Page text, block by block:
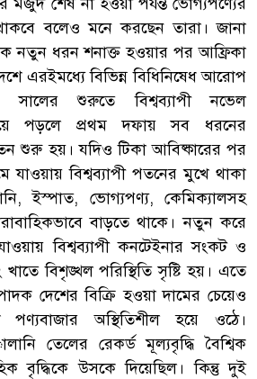
বলেও মনে করছেন তারা। জানা
নতুন ধরন শনাক্ত হওয়ার পর আফ্রিকা
এরইমধ্যে বিভিন্ন বিধিনিষেধ আরোপ
শুরুতে বিশ্বব্যাপী নভেল
পড়লে প্রথম দফায় সব ধরনের
শুরু হয়। যদিও টিকা আবিষ্কারের পর
যাওয়ায় বিশ্বব্যাপী পতনের মুখে থাকা
ইস্পাত, ভোগ্যপণ্য, কেমিক্যালসহ
বাড়তে থাকে। নতুন করে
বিশ্বব্যাপী কনটেইনার সংকট ও
বিশৃঙ্খল পরিস্থিতি সৃষ্টি হয়। এতে
দেশের বিক্রি হওয়া দামের চেয়েও
অস্থিতিশীল হয়ে ওঠে।
তেলের রেকর্ড মূল্যবৃদ্ধি বৈশ্বিক
বৃদ্ধিকে উসকে দিয়েছিল। কিন্তু দুই